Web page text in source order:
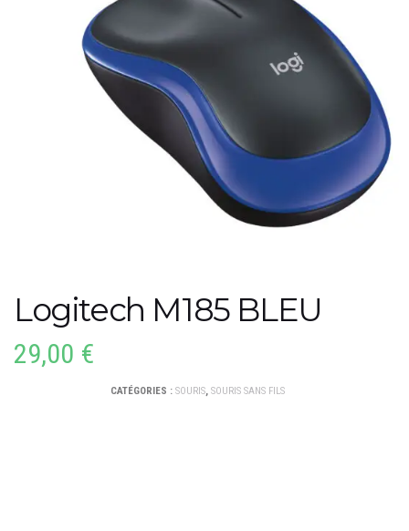
Logitech M185 BLEU
29,00 €
CATÉGORIES : SOURIS, SOURIS SANS FILS